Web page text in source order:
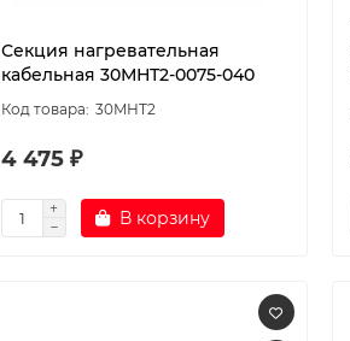
Секция нагревательная
кабельная 30МНТ2-0075-040
30МНТ2
4 475 ₽
В корзину